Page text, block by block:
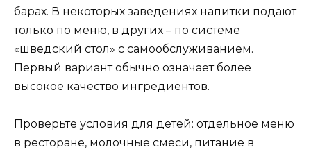
барах. В некоторых заведениях напитки подают
только по меню, в других – по системе
«шведский стол» с самообслуживанием.
Первый вариант обычно означает более
высокое качество ингредиентов.
Проверьте условия для детей: отдельное меню
в ресторане, молочные смеси, питание в